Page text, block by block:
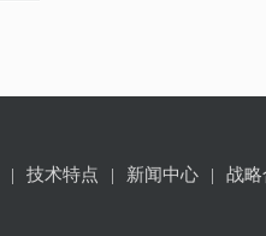
| 技术特点 | 新闻中心 | 战略